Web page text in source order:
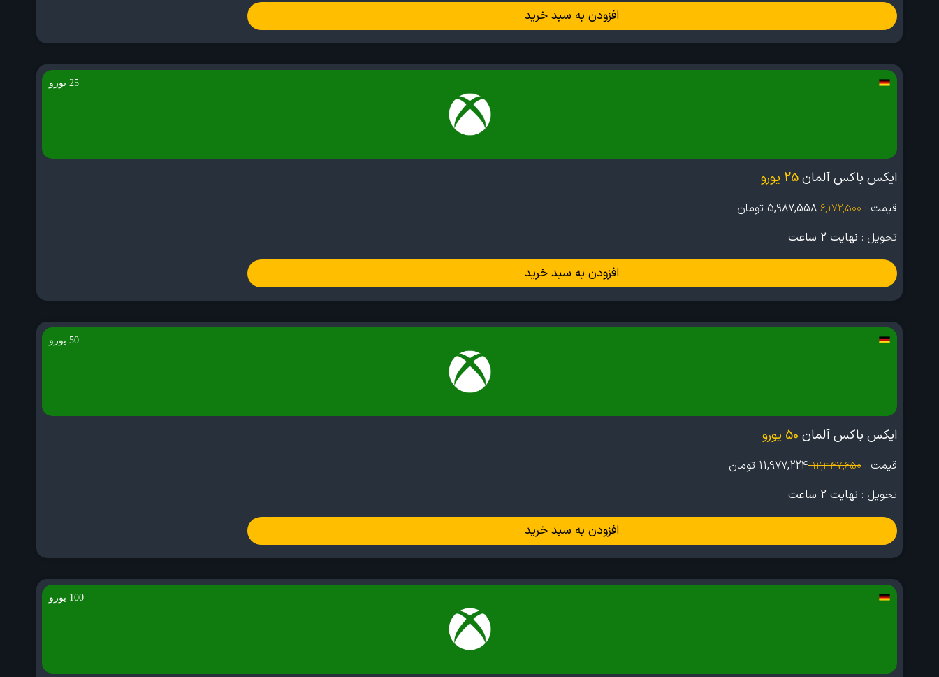
افزودن به سبد خرید
25 یورو
ایکس باکس آلمان25 یورو
قیمت : 6,172,500
5,987,558 تومان
تحویل : نهایت 2 ساعت
افزودن به سبد خرید
50 یورو
ایکس باکس آلمان 50 یورو
قیمت : 12,347,650
11,977,224 تومان
تحویل : نهایت 2 ساعت
افزودن به سبد خرید
100 یورو